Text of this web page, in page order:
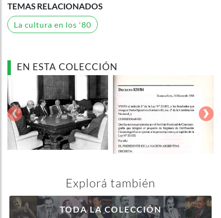
TEMAS RELACIONADOS
La cultura en los '80
EN ESTA COLECCIÓN
‹ ›
Explorá también
TODA LA COLECCIÓN